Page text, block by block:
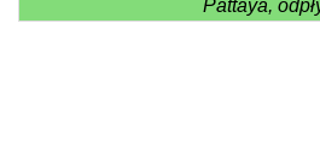
Pattaya,